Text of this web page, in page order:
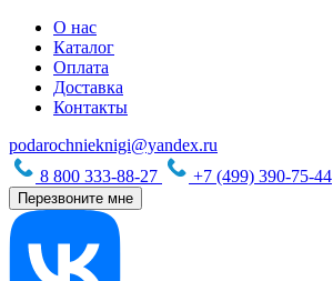
О нас
Каталог
Оплата
Доставка
Контакты
podarochnieknigi@yandex.ru
8 800 333-88-27
+7 (499) 390-75-44
Перезвоните мне